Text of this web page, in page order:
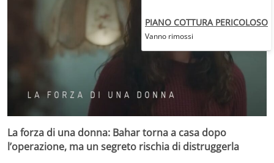
La forza di una donna: Bahar torna a casa dopo
l’operazione, ma un segreto rischia di distruggerla
PIANO COTTURA PERICOLOSO
Vanno rimossi